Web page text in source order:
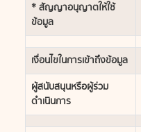
* สัญญาอนุญาตให้ใช้
ข้อมูล
เงื่อนไขในการเข้าถึงข้อมูล
ผู้สนับสนุนหรือผู้ร่วม
ดำเนินการ